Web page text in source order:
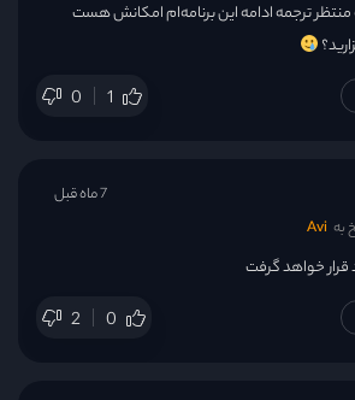
ترجمه ادامه این برنامه‌ام امکانش هست
0 1
به Avi
خواهد گرفت
2 0
7 ماه قبل